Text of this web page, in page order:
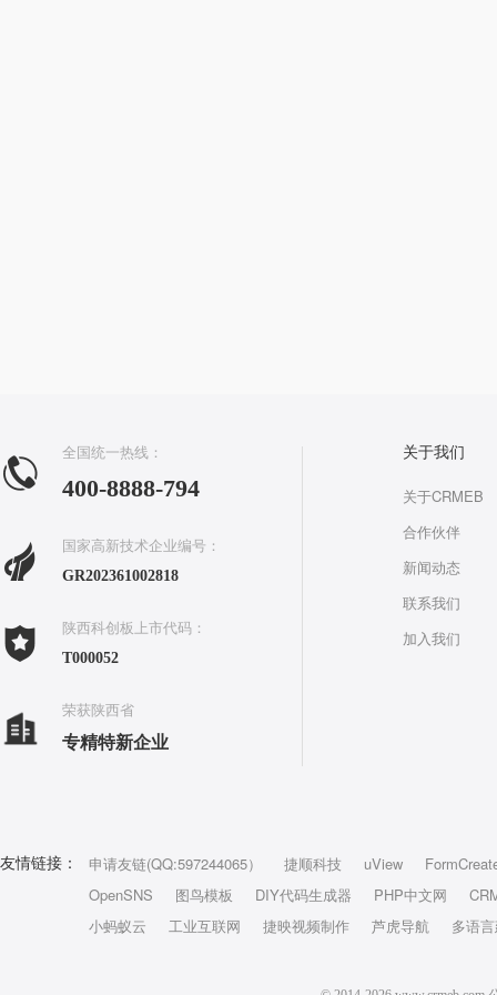
全国统一热线：
400-8888-794
国家高新技术企业编号：
GR202361002818
陕西科创板上市代码：
T000052
荣获陕西省
专精特新企业
关于我们
关于CRMEB
合作伙伴
新闻动态
联系我们
加入我们
友情链接： 申请友链(QQ:597244065） 捷顺科技 uView
OpenSNS
图鸟模板 DIY代码生成器 PHP中文网
小蚂蚁云
工业互联网 捷映视频制作 芦虎导航 多语